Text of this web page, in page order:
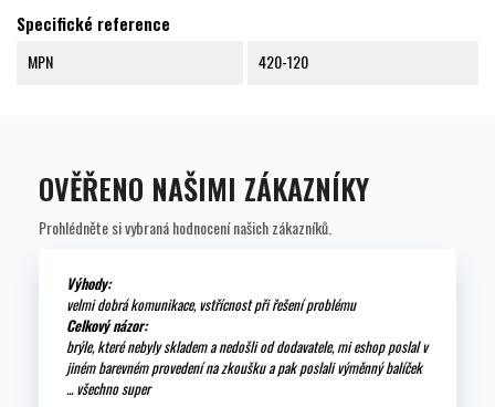
Specifické reference
MPN 420-120
OVĚŘENO NAŠIMI ZÁKAZNÍKY
Prohlédněte si vybraná hodnocení našich zákazníků.
Výhody:
velmi dobrá komunikace, vstřícnost při řešení problému
Celkový názor:
brýle, které nebyly skladem a nedošli od dodavatele, mi eshop poslal v
jiném barevném provedení na zkoušku a pak poslali výměnný balíček
... všechno super